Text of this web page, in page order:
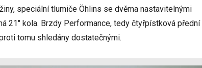
speciální tlumiče Öhlins se dvěma nastavitelnými
21" kola. Brzdy Performance, tedy čtyřpístková přední
tomu shledány dostatečnými.